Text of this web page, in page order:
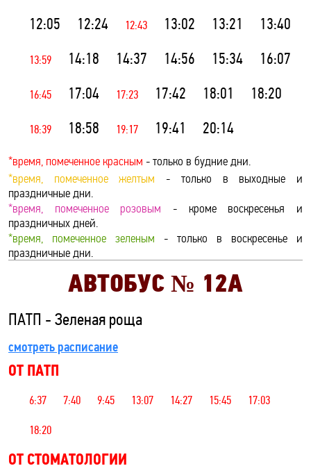
12:05 12:24 12:43 13:02 13:21 13:40
13:59 14:18 14:37 14:56 15:34 16:07
16:45 17:04 17:23 17:42 18:01 18:20
18:39 18:58 19:17 19:41 20:14
*время, помеченное красным - только в будние дни.
*время, помеченное желтым - только в выходные и
праздничные дни.
*время, помеченное розовым - кроме воскресенья и
праздничных дней.
*время, помеченное зеленым - только в воскресенье и
праздничные дни.
АВТОБУС № 12А
ПАТП - Зеленая роща
смотреть расписание
ОТ ПАТП
6:37 7:40 9:45 13:07 14:27 15:45 17:03
18:20
ОТ СТОМАТОЛОГИИ